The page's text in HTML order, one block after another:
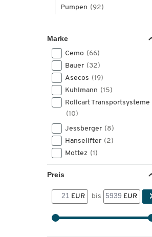
Pumpen (92)
Marke
Cemo (66)
Bauer (32)
Asecos (19)
Kuhlmann (15)
Rollcart Transportsysteme
(10)
Jessberger (8)
Hanselifter (2)
Mottez (1)
Preis
EUR bis EUR